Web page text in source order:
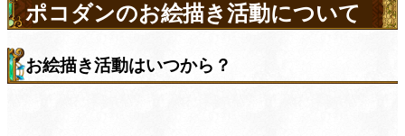
ポコダンのお絵描き活動について
お絵描き活動はいつから？